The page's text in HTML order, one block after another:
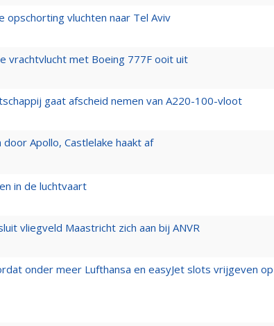
opschorting vluchten naar Tel Aviv
vrachtvlucht met Boeing 777F ooit uit
gaat afscheid nemen van A220-100-vloot
Apollo, Castlelake haakt af
in de luchtvaart
vliegveld Maastricht zich aan bij ANVR
onder meer Lufthansa en easyJet slots vrijgeven op